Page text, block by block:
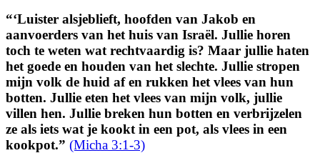
“‘Luister alsjeblieft, hoofden van Jakob en
aanvoerders van het huis van Israël. Jullie horen
toch te weten wat rechtvaardig is? Maar jullie haten
het goede en houden van het slechte. Jullie stropen
mijn volk de huid af en rukken het vlees van hun
botten. Jullie eten het vlees van mijn volk, jullie
villen hen. Jullie breken hun botten en verbrijzelen
ze als iets wat je kookt in een pot, als vlees in een
kookpot.” (Micha 3:1-3)